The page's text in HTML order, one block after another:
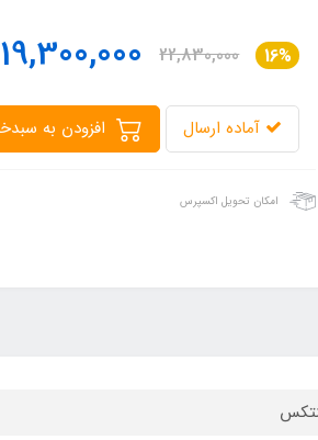
16%
22,830,000
19,300,000
آماده ارسال
امکان تحویل اکسپرس